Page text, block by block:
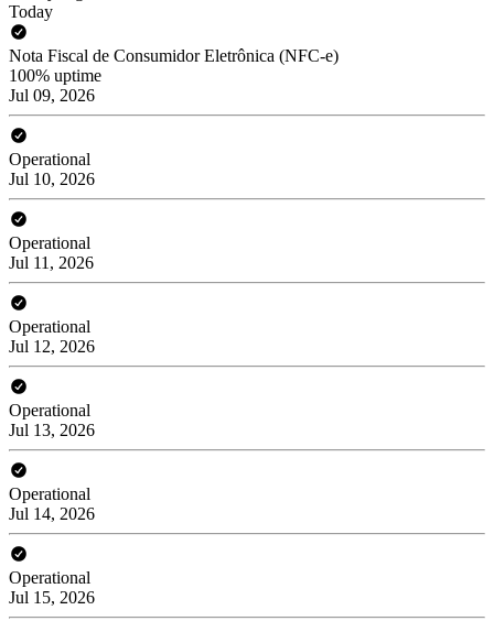
Today
Nota Fiscal de Consumidor Eletrônica (NFC-e)
100% uptime
Jul 09, 2026
Operational
Jul 10, 2026
Operational
Jul 11, 2026
Operational
Jul 12, 2026
Operational
Jul 13, 2026
Operational
Jul 14, 2026
Operational
Jul 15, 2026